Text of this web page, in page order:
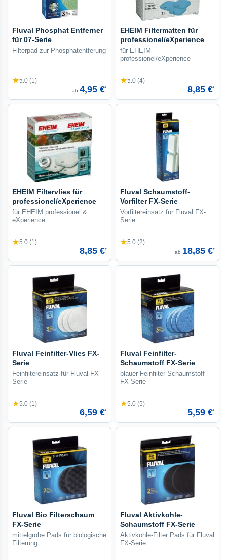
Fluval Phosphat Entferner
für 07-Serie
Filterpad zur Phosphatentferung
★5.0 (1)
ab 4,95 €*
EHEIM Filtermatten für
professionel/eXperience
für EHEIM
professionel/eXperience
★5.0 (4)
8,85 €*
EHEIM Filtervlies für
professionel/eXperience
für EHEIM professionel &
eXperience
★5.0 (1)
8,85 €*
Fluval Schaumstoff-
Vorfilter FX-Serie
Vorfiltereinsatz für Fluval FX-
Serie
★5.0 (2)
ab 18,85 €*
Fluval Feinfilter-Vlies FX-
Serie
Feinfiltereinsatz für Fluval FX-
Serie
★5.0 (1)
6,59 €*
Fluval Feinfilter-
Schaumstoff FX-Serie
blauer Feinfilter-Schaumstoff
FX-Serie
★5.0 (5)
5,59 €*
Fluval Bio Filterschaum
FX-Serie
mittelgrobe Pads für biologische
Filterung
Fluval Aktivkohle-
Schaumstoff FX-Serie
Aktivkohle-Filter Pads für Fluval
FX-Serie